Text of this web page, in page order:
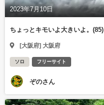
2023年7月10日
ちょっとキモいよ大きいよ。(85)
[大阪府] 大阪府
ソロ フリーサイト
ぞのさん